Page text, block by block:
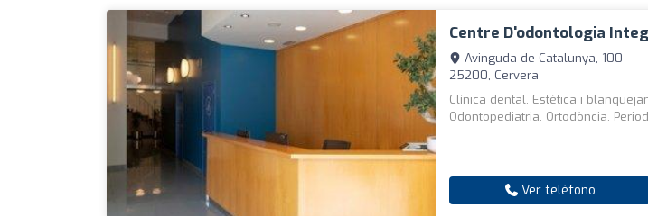
Centre D'odontologia
Avinguda de Catalunya, 100 -
25200, Cervera
Clínica dental. Estètica i
Odontopediatria. Ortodòncia.
Ver teléfono